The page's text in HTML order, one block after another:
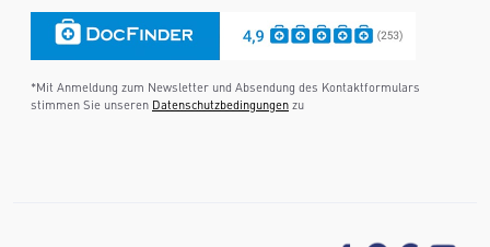
*Mit Anmeldung zum Newsletter und Absendung des Kontaktformulars
stimmen Sie unseren Datenschutzbedingungen zu